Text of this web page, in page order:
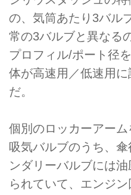
の、気筒あたり3バル
常の3バルブと異なる
プロフィル/ポート径
体が高速用／低速用
だ。
個別のロッカーアー
吸気バルブのうち、
ンダリーバルブには
られていて、エンジ